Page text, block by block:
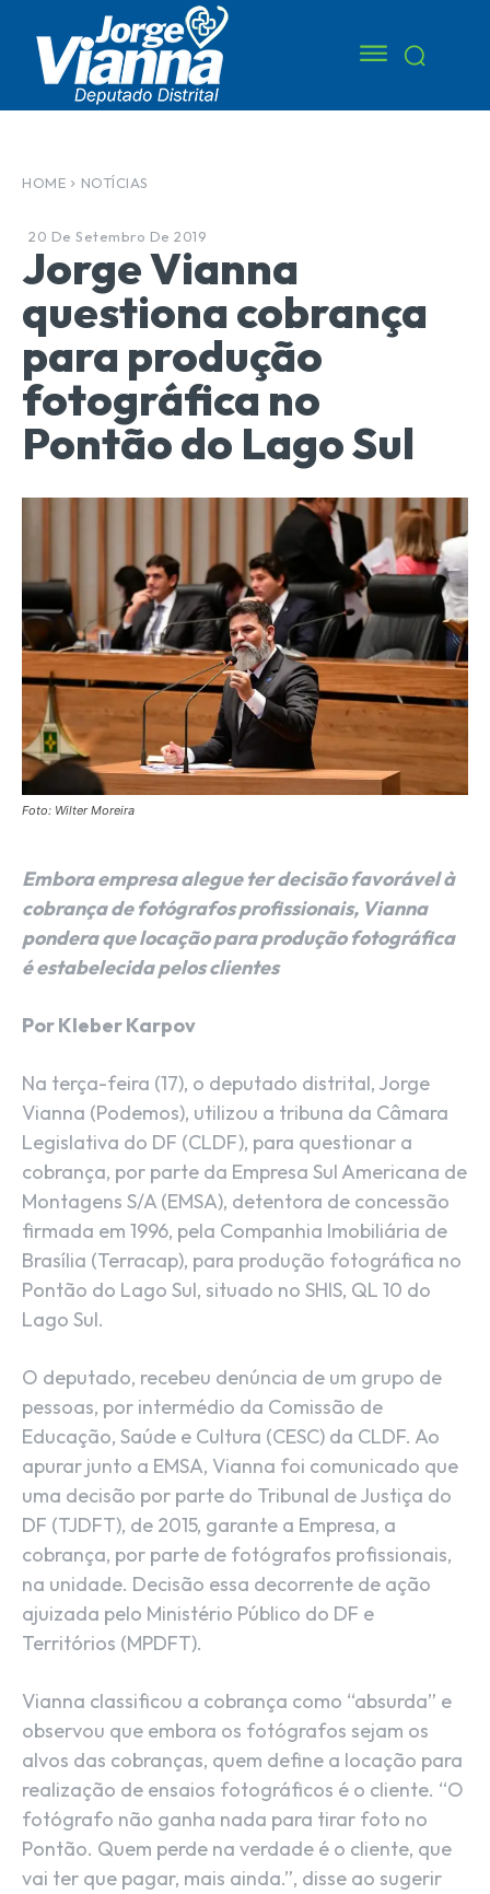
HOME NOTÍCIAS
20 De Setembro De 2019
Jorge Vianna
questiona cobrança
para produção
fotográfica no
Pontão do Lago Sul
Foto: Wilter Moreira
Embora empresa alegue ter decisão favorável à
cobrança de fotógrafos profissionais, Vianna
pondera que locação para produção fotográfica
é estabelecida pelos clientes
Por Kleber Karpov
Na terça-feira (17), o deputado distrital, Jorge
Vianna (Podemos), utilizou a tribuna da Câmara
Legislativa do DF (CLDF), para questionar a
cobrança, por parte da Empresa Sul Americana de
Montagens S/A (EMSA), detentora de concessão
firmada em 1996, pela Companhia Imobiliária de
Brasília (Terracap), para produção fotográfica no
Pontão do Lago Sul, situado no SHIS, QL 10 do
Lago Sul.
O deputado, recebeu denúncia de um grupo de
pessoas, por intermédio da Comissão de
Educação, Saúde e Cultura (CESC) da CLDF. Ao
apurar junto a EMSA, Vianna foi comunicado que
uma decisão por parte do Tribunal de Justiça do
DF (TJDFT), de 2015, garante a Empresa, a
cobrança, por parte de fotógrafos profissionais,
na unidade. Decisão essa decorrente de ação
ajuizada pelo Ministério Público do DF e
Territórios (MPDFT).
Vianna classificou a cobrança como “absurda” e
observou que embora os fotógrafos sejam os
alvos das cobranças, quem define a locação para
realização de ensaios fotográficos é o cliente. “O
fotógrafo não ganha nada para tirar foto no
Pontão. Quem perde na verdade é o cliente, que
vai ter que pagar, mais ainda.”, disse ao sugerir